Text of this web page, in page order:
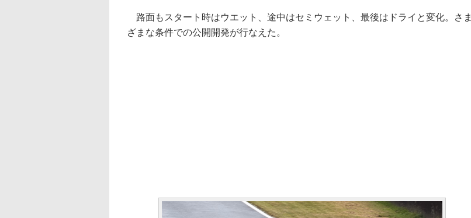
路面もスタート時はウエット、途中はセミウェット、最後はドライと変化。さま
ざまな条件での公開開発が行なえた。